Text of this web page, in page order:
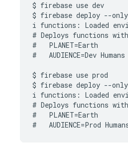
$ firebase use dev
$ firebase deploy --
i functions: Loaded
# Deploys functions
#   PLANET=Earth
#   AUDIENCE=Dev Humans
$ firebase use prod
$ firebase deploy --
i functions: Loaded
# Deploys functions
#   PLANET=Earth